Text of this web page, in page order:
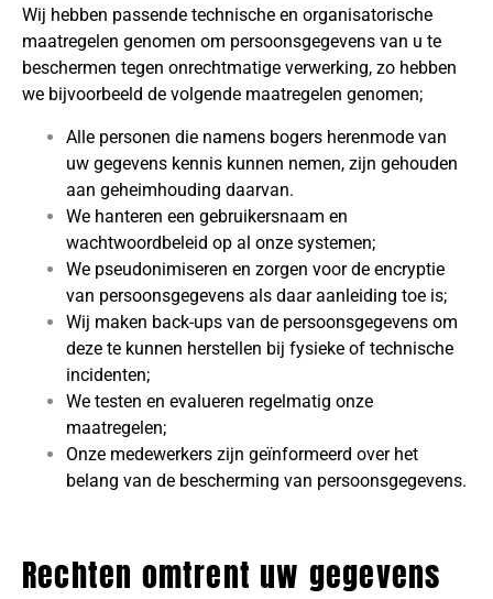
Wij hebben passende technische en organisatorische
maatregelen genomen om persoonsgegevens van u te
beschermen tegen onrechtmatige verwerking, zo hebben
we bijvoorbeeld de volgende maatregelen genomen;
Alle personen die namens bogers herenmode van
uw gegevens kennis kunnen nemen, zijn gehouden
aan geheimhouding daarvan.
We hanteren een gebruikersnaam en
wachtwoordbeleid op al onze systemen;
We pseudonimiseren en zorgen voor de encryptie
van persoonsgegevens als daar aanleiding toe is;
Wij maken back-ups van de persoonsgegevens om
deze te kunnen herstellen bij fysieke of technische
incidenten;
We testen en evalueren regelmatig onze
maatregelen;
Onze medewerkers zijn geïnformeerd over het
belang van de bescherming van persoonsgegevens.
Rechten omtrent uw gegevens